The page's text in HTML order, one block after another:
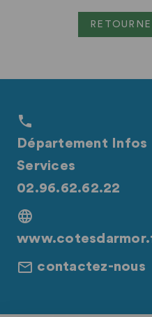
Département Infos
Services
02.96.62.62.22
contactez-nous